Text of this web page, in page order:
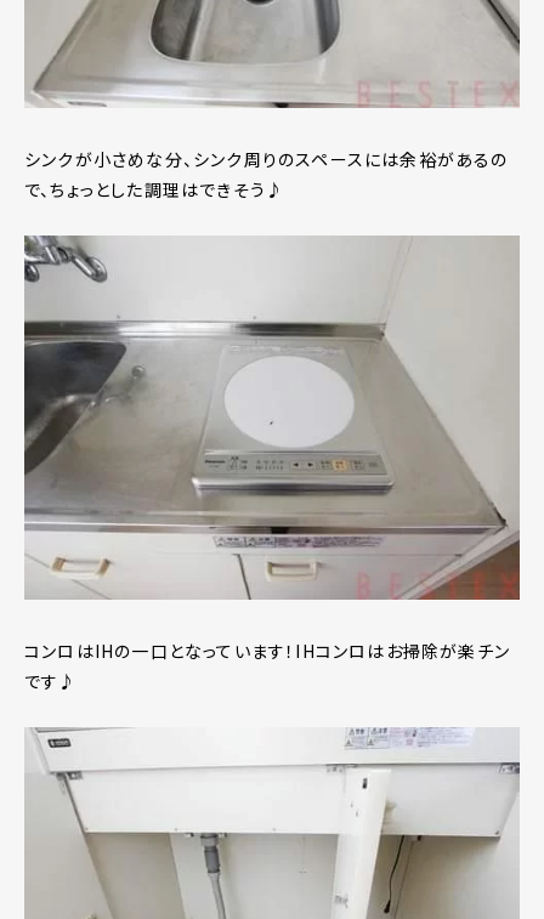
シンクが小さめな分、シンク周りのスペースには余裕があるの
で、ちょっとした調理はできそう♪
コンロはIHの一口となっています！IHコンロはお掃除が楽チン
です♪